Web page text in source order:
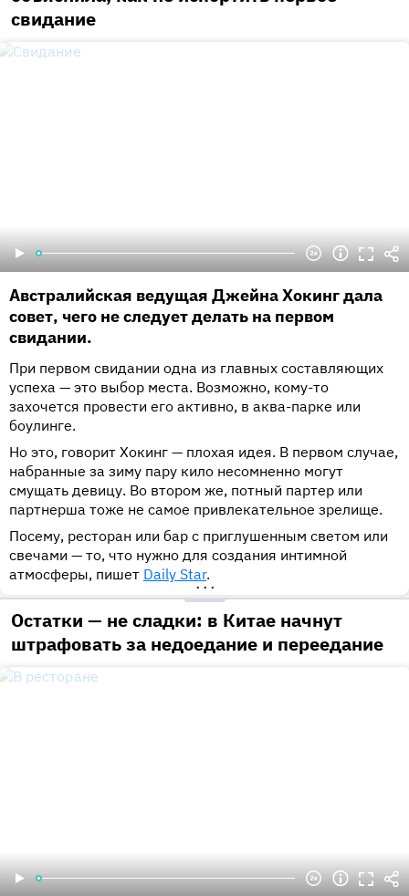
свидание
Австралийская ведущая Джейна Хокинг дала
совет, чего не следует делать на первом
свидании.
При первом свидании одна из главных составляющих
успеха — это выбор места. Возможно, кому-то
захочется провести его активно, в аква-парке или
боулинге.
Но это, говорит Хокинг — плохая идея. В первом случае,
набранные за зиму пару кило несомненно могут
смущать девицу. Во втором же, потный партер или
партнерша тоже не самое привлекательное зрелище.
Посему, ресторан или бар с приглушенным светом или
свечами — то, что нужно для создания интимной
атмосферы, пишет Daily Star.
•••
Остатки — не сладки: в Китае начнут
штрафовать за недоедание и переедание